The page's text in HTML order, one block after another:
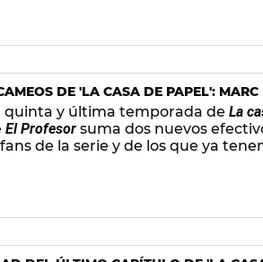
DE 'LA CASA DE PAPEL':
quinta y última temporada de La
El Profesor suma dos nuevos
fans de la serie y de los que ya